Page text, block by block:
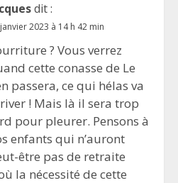
dit :
2023 à 14 h 42 min
? Vous verrez
cette conasse de Le
passera, ce qui hélas va
! Mais là il sera trop
pour pleurer. Pensons à
enfants qui n’auront
être pas de retraite
la nécessité de cette